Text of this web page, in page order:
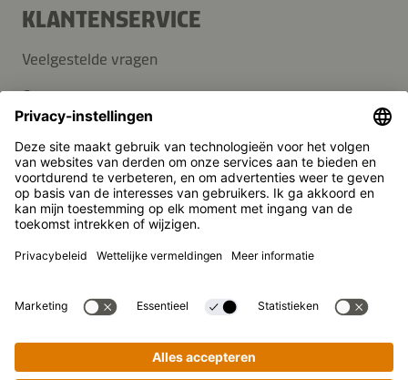
KLANTENSERVICE
Veelgestelde vragen
Contact
Pers
Kikkoman is een geregistreerd handelsmerk van Kikkoman
Corporation, Japan.
Theodorstraße 180, 40472 Düsseldorf, Germany
Opgenomen in het handelsregister bij het kantongerecht
Privacy-instellingen
Wettelijke kennisgeving
Gegevensbescherming